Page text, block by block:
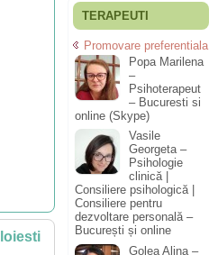
TERAPEUTI
Promovare preferentiala
Popa Marilena
–
Psihoterapeut
– Bucuresti si
online (Skype)
Vasile
Georgeta –
Psihologie
clinică |
Consiliere psihologică |
Consiliere pentru
dezvoltare personală –
București și online
Golea Alina –